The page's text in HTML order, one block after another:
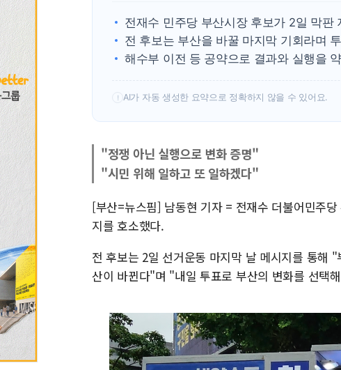
전재수 민주당 부산시장 후보가 2일 막판
전 후보는 부산을 바꿀 마지막 기회라며
해수부 이전 등 공약으로 결과와 실행을
! AI가 자동 생성한 요약으로 정확하지 않을 수 있어요.
"정쟁 아닌 실행으로 변화 증명"
"시민 위해 일하고 또 일하겠다"
[부산=뉴스핌] 남동현 기자 = 전재수 더불어민주
지를 호소했다.
전 후보는 2일 선거운동 마지막 날 메시지를 통해
산이 바뀐다"며 "내일 투표로 부산의 변화를 선택